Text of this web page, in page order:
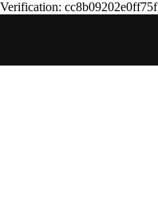
Verification: cc8b09202e0ff75f